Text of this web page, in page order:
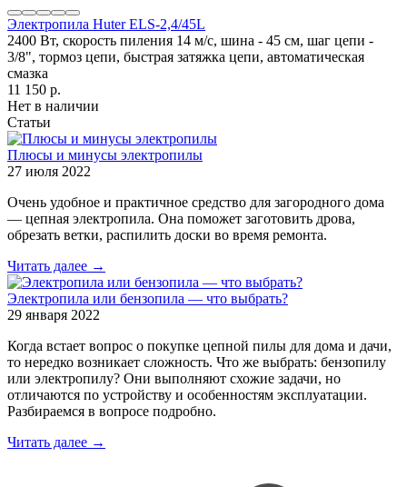
Электропила Huter ELS-2,4/45L
2400 Вт, скорость пиления 14 м/с, шина - 45 см, шаг цепи -
3/8", тормоз цепи, быстрая затяжка цепи, автоматическая
смазка
11 150 p.
Нет в наличии
Статьи
Плюсы и минусы электропилы
27 июля 2022
Очень удобное и практичное средство для загородного дома
— цепная электропила. Она поможет заготовить дрова,
обрезать ветки, распилить доски во время ремонта.
Читать далее →
Электропила или бензопила — что выбрать?
29 января 2022
Когда встает вопрос о покупке цепной пилы для дома и дачи,
то нередко возникает сложность. Что же выбрать: бензопилу
или электропилу? Они выполняют схожие задачи, но
отличаются по устройству и особенностям эксплуатации.
Разбираемся в вопросе подробно.
Читать далее →